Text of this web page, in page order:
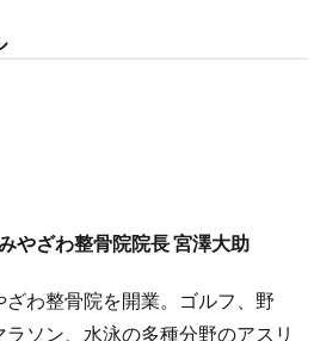
やざわ整骨院院長 宮澤大助
わ整骨院を開業。ゴルフ、野
ソン、水泳の多種分野のアスリ